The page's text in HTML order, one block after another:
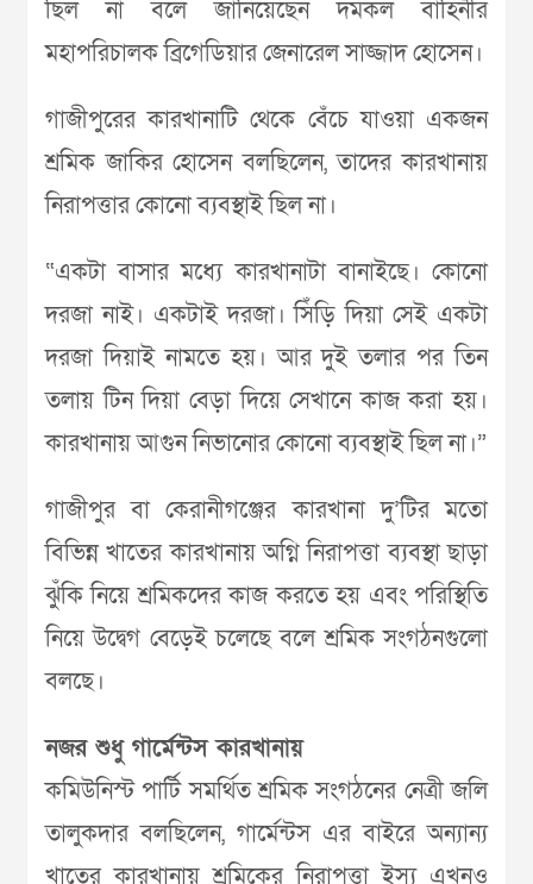
ছিল না বলে জানিয়েছেন দমকল বাহিনীর
মহাপরিচালক ব্রিগেডিয়ার জেনারেল সাজ্জাদ হোসেন।
গাজীপুরের কারখানাটি থেকে বেঁচে যাওয়া একজন
শ্রমিক জাকির হোসেন বলছিলেন, তাদের কারখানায়
নিরাপত্তার কোনো ব্যবস্থাই ছিল না।
“একটা বাসার মধ্যে কারখানাটা বানাইছে। কোনো
দরজা নাই। একটাই দরজা। সিঁড়ি দিয়া সেই একটা
দরজা দিয়াই নামতে হয়। আর দুই তলার পর তিন
তলায় টিন দিয়া বেড়া দিয়ে সেখানে কাজ করা হয়।
কারখানায় আগুন নিভানোর কোনো ব্যবস্থাই ছিল না।”
গাজীপুর বা কেরানীগঞ্জের কারখানা দু’টির মতো
বিভিন্ন খাতের কারখানায় অগ্নি নিরাপত্তা ব্যবস্থা ছাড়া
ঝুঁকি নিয়ে শ্রমিকদের কাজ করতে হয় এবং পরিস্থিতি
নিয়ে উদ্বেগ বেড়েই চলেছে বলে শ্রমিক সংগঠনগুলো
বলছে।
নজর শুধু গার্মেন্টস কারখানায়
কমিউনিস্ট পার্টি সমর্থিত শ্রমিক সংগঠনের নেত্রী জলি
তালুকদার বলছিলেন, গার্মেন্টস এর বাইরে অন্যান্য
খাতের কারখানায় শ্রমিকের নিরাপত্তা ইস্যু এখনও